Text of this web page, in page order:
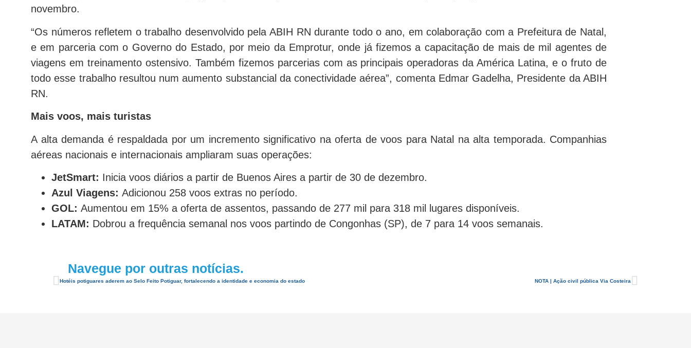
novembro.
“Os números refletem o trabalho desenvolvido pela ABIH RN durante todo o ano, em colaboração com a Prefeitura de Natal,
e em parceria com o Governo do Estado, por meio da Emprotur, onde já fizemos a capacitação de mais de mil agentes de
viagens em treinamento ostensivo. Também fizemos parcerias com as principais operadoras da América Latina, e o fruto de
todo esse trabalho resultou num aumento substancial da conectividade aérea”, comenta Edmar Gadelha, Presidente da ABIH
RN.
Mais voos, mais turistas
A alta demanda é respaldada por um incremento significativo na oferta de voos para Natal na alta temporada. Companhias
aéreas nacionais e internacionais ampliaram suas operações:
JetSmart: Inicia voos diários a partir de Buenos Aires a partir de 30 de dezembro.
Azul Viagens: Adicionou 258 voos extras no período.
GOL: Aumentou em 15% a oferta de assentos, passando de 277 mil para 318 mil lugares disponíveis.
LATAM: Dobrou a frequência semanal nos voos partindo de Congonhas (SP), de 7 para 14 voos semanais.
Navegue por outras notícias.
Hotéis potiguares aderem ao Selo Feito Potiguar, fortalecendo a identidade e economia do estado NOTA | Ação civil pública Via Costeira